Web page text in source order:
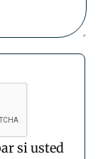
si usted